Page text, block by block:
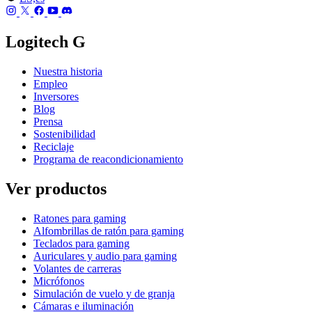
Logitech G
Nuestra historia
Empleo
Inversores
Blog
Prensa
Sostenibilidad
Reciclaje
Programa de reacondicionamiento
Ver productos
Ratones para gaming
Alfombrillas de ratón para gaming
Teclados para gaming
Auriculares y audio para gaming
Volantes de carreras
Micrófonos
Simulación de vuelo y de granja
Cámaras e iluminación